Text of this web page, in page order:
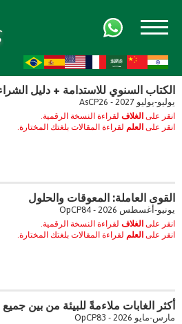
الكتاب السنوي للاستدامة + دليل الشراء
يوليو-يوليو 2027 - AsCP26
انقر على الغلاف لقراءة النسخة الرقمية.
انقر على العلم لقراءة المقالات بلغتك المختارة.
القوى العاملة: المعوقات والحلول
يونيو-أغسطس 2026 - OpCP84
انقر على الغلاف لقراءة النسخة الرقمية.
انقر على العلم لقراءة المقالات بلغتك المختارة.
أكثر الغابات ملاءمةً للبيئة من بين جميع
مارس-مايو 2026 - OpCP83